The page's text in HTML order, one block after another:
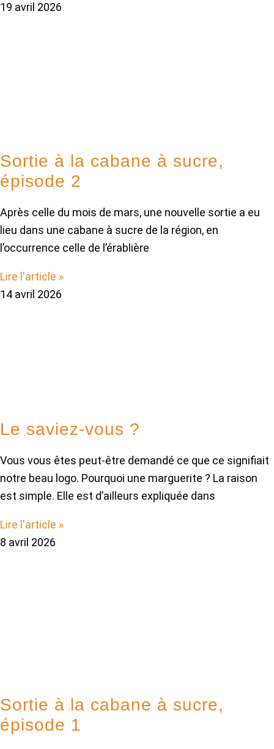
19 avril 2026
Sortie à la cabane à sucre,
épisode 2
Après celle du mois de mars, une nouvelle sortie a eu
lieu dans une cabane à sucre de la région, en
l’occurrence celle de l’érablière
Lire l'article »
14 avril 2026
Le saviez-vous ?
Vous vous êtes peut-être demandé ce que ce signifiait
notre beau logo. Pourquoi une marguerite ? La raison
est simple. Elle est d’ailleurs expliquée dans
Lire l'article »
8 avril 2026
Sortie à la cabane à sucre,
épisode 1